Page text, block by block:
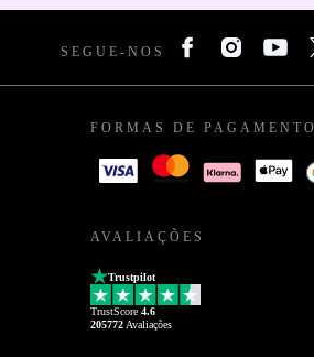
SEGUE-NOS
FORMAS DE PAGAMENTO
AVALIAÇÕES
Trustpilot
TrustScore 4.6
205772 Avaliações